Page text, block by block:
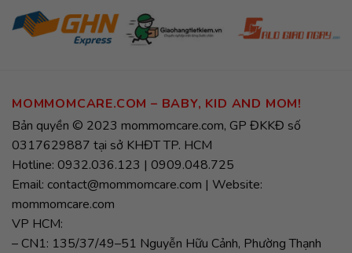
MOMMOMCARE.COM – BABY, KID AND MOM!
Bản quyền © 2023 mommomcare.com, GP ĐKKĐ số
0317629887 tại sở KHĐT TP. HCM
Hotline: 0932.036.123 | 0909.048.725
Email: contact@mommomcare.com | Website:
mommomcare.com
VP HCM:
– CN1: 135/37/49–51 Nguyễn Hữu Cảnh, Phường Thạnh